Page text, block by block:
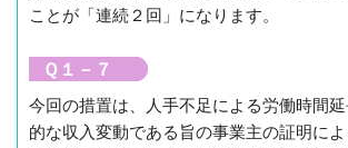
ことが「連続２回」になります。
Ｑ１－７
今回の措置は、人手不足による労働時間
的な収入変動である旨の事業主の証明に